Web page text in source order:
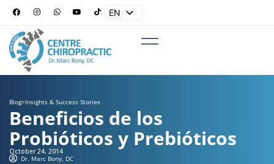
EN
Blog>Insights & Success Stories
Beneficios de los
Probióticos y Prebióticos
October 24, 2014
Dr. Marc Bony, DC